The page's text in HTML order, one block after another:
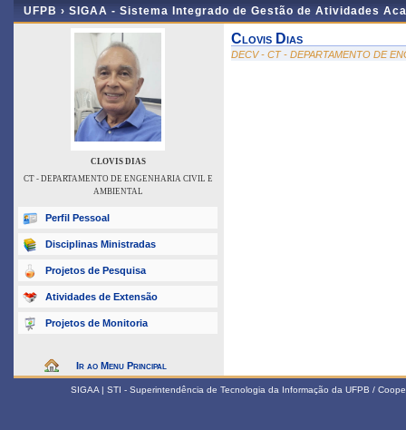
UFPB › SIGAA - Sistema Integrado de Gestão de Atividades
CLOVIS DIAS
CT - DEPARTAMENTO DE ENGENHARIA CIVIL E
AMBIENTAL
Perfil Pessoal
Disciplinas Ministradas
Projetos de Pesquisa
Atividades de Extensão
Projetos de Monitoria
Ir ao Menu Principal
Clovis Dias
DECV - CT - DEPARTAMENTO DE
SIGAA | STI - Superintendência de Tecnologia da Informação da UFPB /